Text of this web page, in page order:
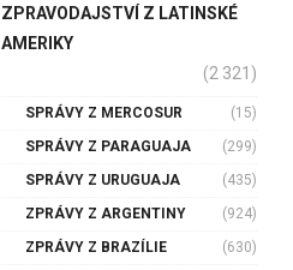
ZPRAVODAJSTVÍ Z LATINSKÉ
AMERIKY
(2 321)
SPRÁVY Z MERCOSUR
(15)
SPRÁVY Z PARAGUAJA
(299)
SPRÁVY Z URUGUAJA
(435)
ZPRÁVY Z ARGENTINY
(924)
ZPRÁVY Z BRAZÍLIE
(630)